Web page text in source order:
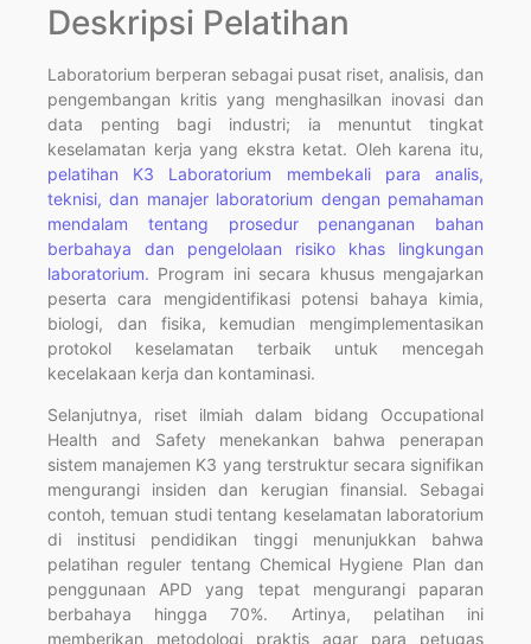
Deskripsi Pelatihan
Laboratorium berperan sebagai pusat riset, analisis, dan
pengembangan kritis yang menghasilkan inovasi dan
data penting bagi industri; ia menuntut tingkat
keselamatan kerja yang ekstra ketat. Oleh karena itu,
pelatihan K3 Laboratorium membekali para analis,
teknisi, dan manajer laboratorium dengan pemahaman
mendalam tentang prosedur penanganan bahan
berbahaya dan pengelolaan risiko khas lingkungan
laboratorium. Program ini secara khusus mengajarkan
peserta cara mengidentifikasi potensi bahaya kimia,
biologi, dan fisika, kemudian mengimplementasikan
protokol keselamatan terbaik untuk mencegah
kecelakaan kerja dan kontaminasi.
Selanjutnya, riset ilmiah dalam bidang Occupational
Health and Safety menekankan bahwa penerapan
sistem manajemen K3 yang terstruktur secara signifikan
mengurangi insiden dan kerugian finansial. Sebagai
contoh, temuan studi tentang keselamatan laboratorium
di institusi pendidikan tinggi menunjukkan bahwa
pelatihan reguler tentang Chemical Hygiene Plan dan
penggunaan APD yang tepat mengurangi paparan
berbahaya hingga 70%. Artinya, pelatihan ini
memberikan metodologi praktis agar para petugas